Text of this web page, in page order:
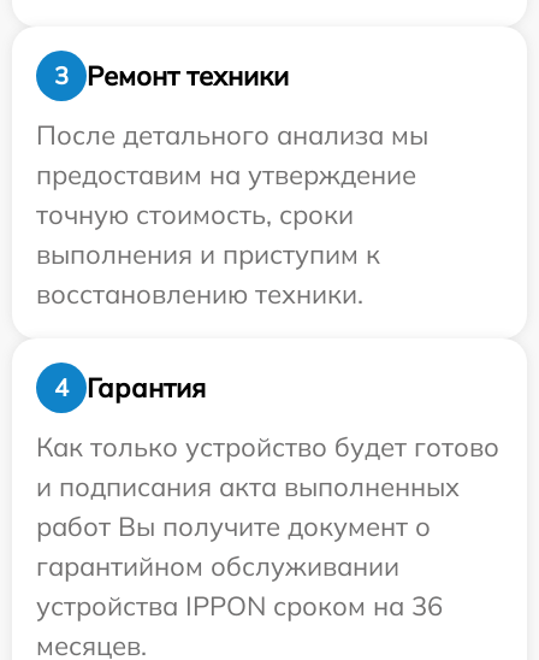
3
Ремонт техники
После детального анализа мы
предоставим на утверждение
точную стоимость, сроки
выполнения и приступим к
восстановлению техники.
4
Гарантия
Как только устройство будет готово
и подписания акта выполненных
работ Вы получите документ о
гарантийном обслуживании
устройства IPPON сроком на 36
месяцев.